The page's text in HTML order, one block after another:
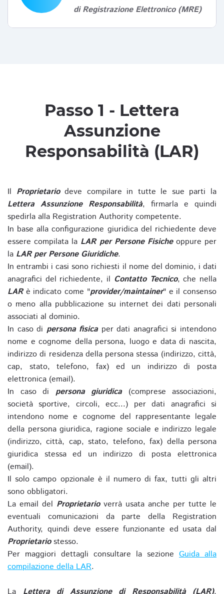
di Registrazione Elettronico (MRE)
Passo 1 - Lettera
Assunzione
Responsabilità (LAR)
Il Proprietariodeve compilare in tutte le sue parti la
Lettera Assunzione Responsabilità, firmarla e quindi
spedirla alla Registration Authority competente.
In base alla configurazione giuridica del richiedente deve
essere compilata la LAR per Persone Fisicheoppure per
la LAR per Persone Giuridiche.
In entrambi i casi sono richiesti il nome del dominio, i dati
anagrafici del richiedente, il Contatto Tecnico, che nella
LARè indicato come "provider/maintainer" e il consenso
o meno alla pubblicazione su internet dei dati personali
associati al dominio.
In caso di persona fisicaper dati anagrafici si intendono
nome e cognome della persona, luogo e data di nascita,
indirizzo di residenza della persona stessa (indirizzo, città,
cap, stato, telefono, fax) ed un indirizzo di posta
elettronica (email).
In caso di persona giuridica(comprese associazioni,
società sportive, circoli, ecc...) per dati anagrafici si
intendono nome e cognome del rappresentante legale
della persona giuridica, ragione sociale e indirizzo legale
(indirizzo, città, cap, stato, telefono, fax) della persona
giuridica stessa ed un indirizzo di posta elettronica
(email).
Il solo campo opzionale è il numero di fax, tutti gli altri
sono obbligatori.
La email del Proprietarioverrà usata anche per tutte le
eventuali comunicazioni da parte della Registration
Authority, quindi deve essere funzionante ed usata dal
Proprietariostesso.
Per maggiori dettagli consultare la sezione Guida alla
compilazione della LAR.